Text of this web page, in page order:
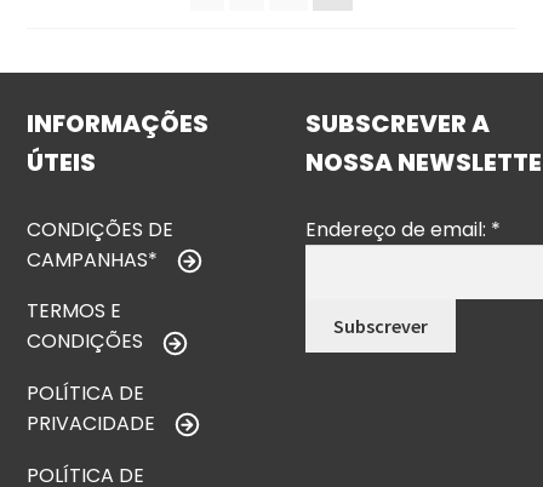
INFORMAÇÕES
ÚTEIS
CONDIÇÕES DE
CAMPANHAS*
TERMOS E
CONDIÇÕES
POLÍTICA DE
PRIVACIDADE
POLÍTICA DE
SUBSCREVER A
NOSSA
Endereço de email: *